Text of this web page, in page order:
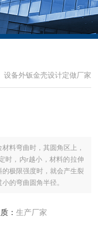
设备外钣金壳设计定做厂家
料弯曲时，其圆角区上，
时，内r越小，材料的拉伸
极限强度时，就会产生裂
的弯曲圆角半径。
： 生产厂家